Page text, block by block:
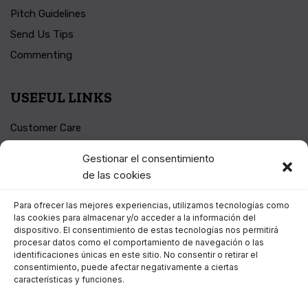
Gestionar el consentimiento
de las cookies
Para ofrecer las mejores experiencias, utilizamos tecnologías como
las cookies para almacenar y/o acceder a la información del
dispositivo. El consentimiento de estas tecnologías nos permitirá
procesar datos como el comportamiento de navegación o las
identificaciones únicas en este sitio. No consentir o retirar el
consentimiento, puede afectar negativamente a ciertas
características y funciones.
Pitch Guidelines
Send Us Tips
Commenting
USEFUL LINKS
Customer Care
Follow us: